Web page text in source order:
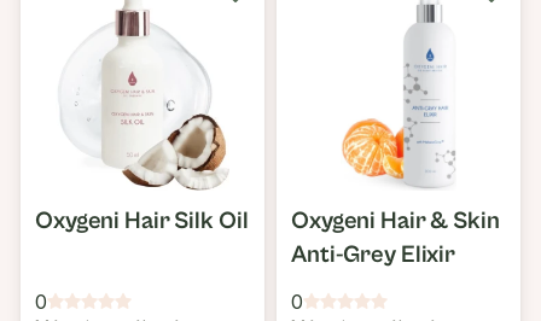
Oxygeni Hair Silk Oil
0
Oxygeni Hair & Skin
Anti-Grey Elixir
0